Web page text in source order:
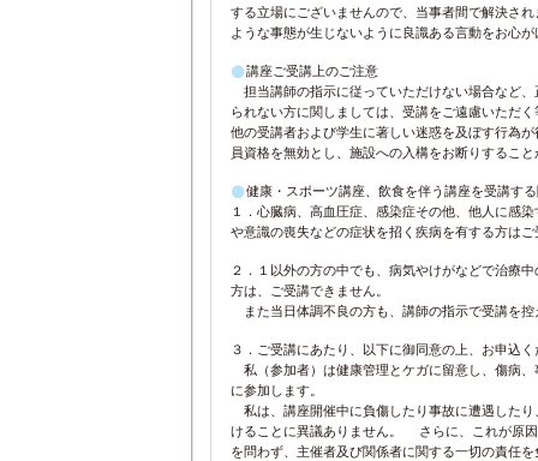
する立場にございませんので、当事者間で解決さ
ような事態が生じないように良識ある言動をお心
講座ご受講上のご注意
担当講師の指示に従っていただけない場合など
られない方に関しましては、受講をご遠慮いただ
他の受講者および学生に著しい迷惑を及ぼす行為
員資格を無効とし、施設への入構をお断りするこ
健康・スポーツ講座、飲食を伴う講座を受講す
１．心臓病、高血圧症、感染症その他、他人に感
や意識の喪失などの症状を招く疾病を有する方は
２．１以外の方の中でも、病気やけがなどで治療
方は、ご受講できません。
また当日体調不良の方も、講師の指示で受講を
３．ご受講にあたり、以下に御同意の上、お申
私（参加者）は健康管理とケガに留意し、傷病
に参加します。
私は、講座開催中に負傷したり事故に遭遇した
けることに異議ありません。 さらに、これが原
を問わず、主催者及び関係者に関する一切の責任